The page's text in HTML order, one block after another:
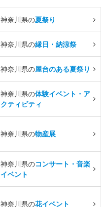
神奈川県の夏祭り
神奈川県の縁日・納涼祭
神奈川県の屋台のある夏祭り
神奈川県の体験イベント・ア
クティビティ
神奈川県の物産展
神奈川県のコンサート・音楽
イベント
神奈川県の花イベント